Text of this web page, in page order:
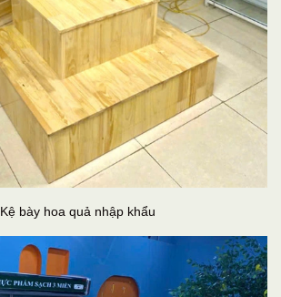
Kệ bày hoa quả nhập khẩu